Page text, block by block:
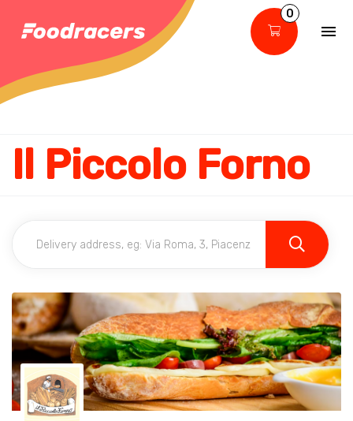
0
Il Piccolo Forno